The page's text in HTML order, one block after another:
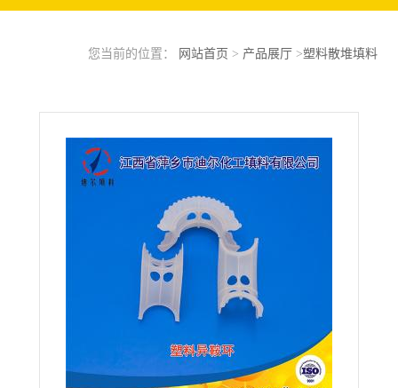
您当前的位置： 网站首页 > 产品展厅>塑料散堆填料